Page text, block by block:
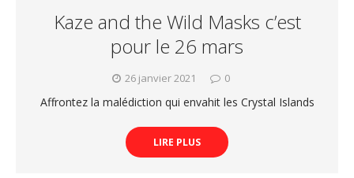
Kaze and the Wild Masks c’est
pour le 26 mars
26 janvier 2021 0
Affrontez la malédiction qui envahit les Crystal Islands
LIRE PLUS